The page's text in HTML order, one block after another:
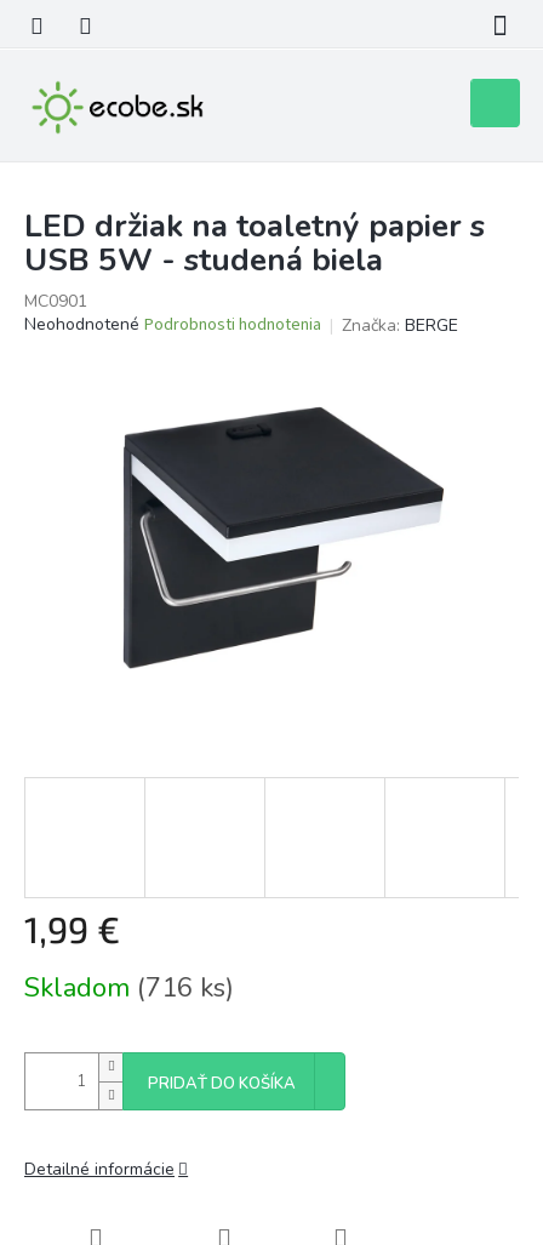
obsah
košík
LED držiak na toaletný papier s
USB 5W - studená biela
MC0901
Priemerné
Neohodnotené Podrobnosti hodnotenia Značka: BERGE
1,99 €
cena:
Skladom (716 ks)
PRIDAŤ DO KOŠÍKA
Detailné informácie